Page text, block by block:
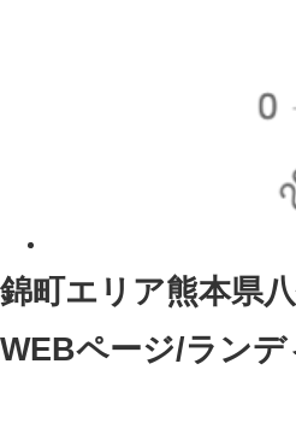
錦町エリア熊本県
WEBページ/ランデ